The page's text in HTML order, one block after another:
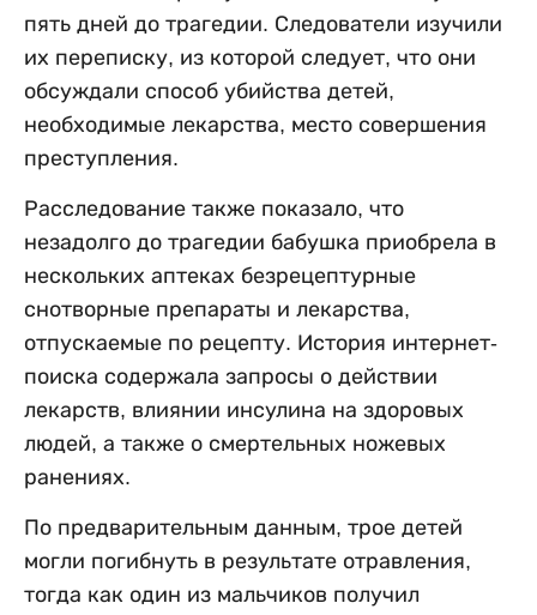
пять дней до трагедии. Следователи изучили
их переписку, из которой следует, что они
обсуждали способ убийства детей,
необходимые лекарства, место совершения
преступления.
Расследование также показало, что
незадолго до трагедии бабушка приобрела в
нескольких аптеках безрецептурные
снотворные препараты и лекарства,
отпускаемые по рецепту. История интернет-
поиска содержала запросы о действии
лекарств, влиянии инсулина на здоровых
людей, а также о смертельных ножевых
ранениях.
По предварительным данным, трое детей
могли погибнуть в результате отравления,
тогда как один из мальчиков получил